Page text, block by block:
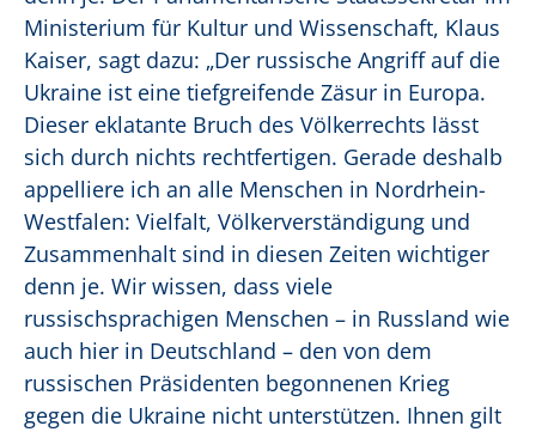
Ministerium für Kultur und Wissenschaft, Klaus
Kaiser, sagt dazu: „Der russische Angriff auf die
Ukraine ist eine tiefgreifende Zäsur in Europa.
Dieser eklatante Bruch des Völkerrechts lässt
sich durch nichts rechtfertigen. Gerade deshalb
appelliere ich an alle Menschen in Nordrhein-
Westfalen: Vielfalt, Völkerverständigung und
Zusammenhalt sind in diesen Zeiten wichtiger
denn je. Wir wissen, dass viele
russischsprachigen Menschen – in Russland wie
auch hier in Deutschland – den von dem
russischen Präsidenten begonnenen Krieg
gegen die Ukraine nicht unterstützen. Ihnen gilt